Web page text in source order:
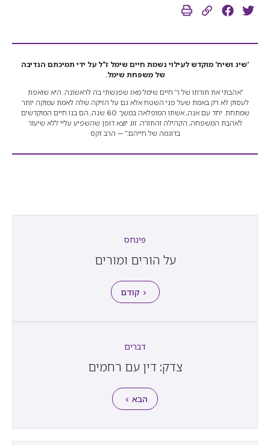
'שיג ושיח' מוקדש לעילוי נשמת חיים שימל ז"ל על ידי תמיכתם הנדיבה
של משפחת שימל.
"אהבתי את תורתו של ר' חיים שימל מאז שפגשתי בה לראשונה. היא שואפת
לעסוק לא רק באמת שעל פני השטח אלא גם על הזיקה שלה לאמת עמוקה יותר
שמתחת. יחד עם אנה, אשתו המופלאה במשך 60 שנה, הם בנו חיים המוקדשים
לאהבת המשפחה, הקהילה והתורה. זוג יוצא דופן שהשפיע עליי ללא שיעור
בדוגמה של חייהם." — הרב זקס
פינחס
על הורים ומורים
< קודם
דברים
צדק: דין עם רחמים
הבא >